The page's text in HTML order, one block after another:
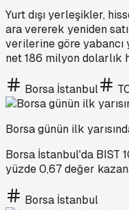
Yurt dışı yerleşikler,
ara vererek yeniden
verilerine göre yabancı
net 186 milyon dolarlık
Borsa İstanbul
Borsa günün ilk
Borsa İstanbul'da BIST
yüzde 0,67 değer
Borsa İstanbul